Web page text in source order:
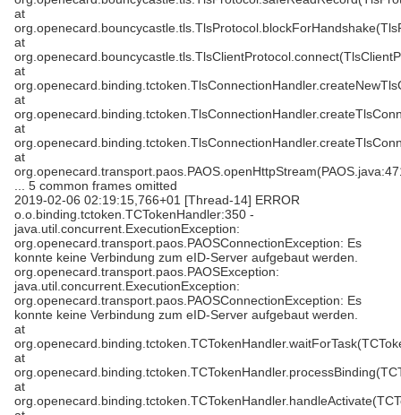
at
at
at
at
at
at
... 5 common frames omitted
2019-02-06 02:19:15,766+01 [Thread-14] ERROR
o.o.binding.tctoken.TCTokenHandler:350 -
java.util.concurrent.ExecutionException:
org.openecard.transport.paos.PAOSConnectionException: Es
konnte keine Verbindung zum eID-Server aufgebaut werden.
org.openecard.transport.paos.PAOSException:
java.util.concurrent.ExecutionException:
org.openecard.transport.paos.PAOSConnectionException: Es
konnte keine Verbindung zum eID-Server aufgebaut werden.
at
at
at